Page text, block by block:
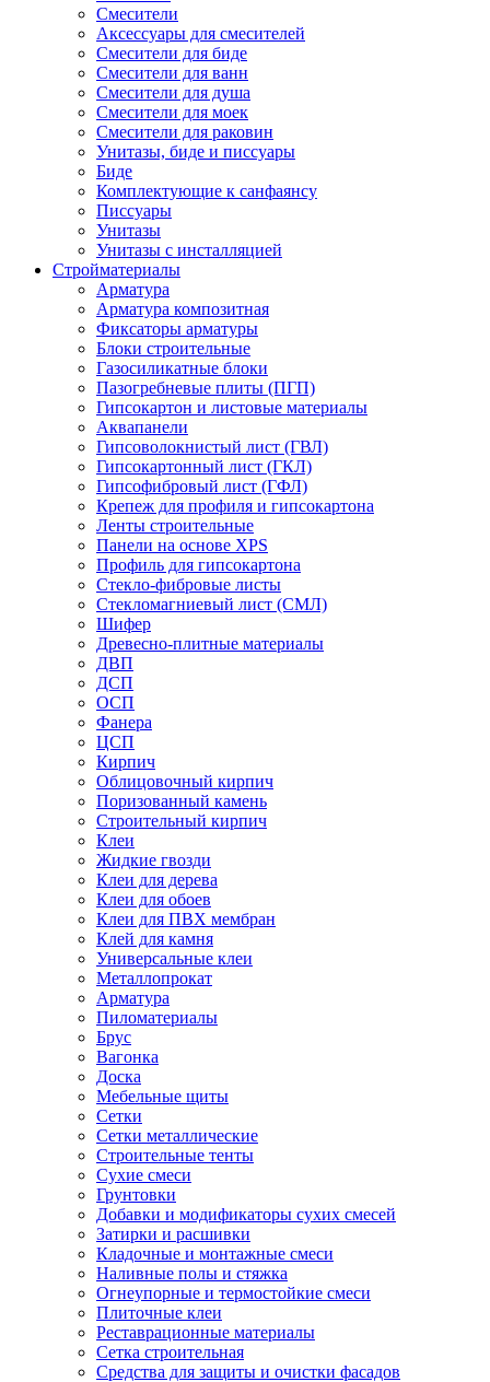
Смесители
Аксессуары для смесителей
Смесители для биде
Смесители для ванн
Смесители для душа
Смесители для моек
Смесители для раковин
Унитазы, биде и писсуары
Биде
Комплектующие к санфаянсу
Писсуары
Унитазы
Унитазы с инсталляцией
Стройматериалы
Арматура
Арматура композитная
Фиксаторы арматуры
Блоки строительные
Газосиликатные блоки
Пазогребневые плиты (ПГП)
Гипсокартон и листовые материалы
Аквапанели
Гипсоволокнистый лист (ГВЛ)
Гипсокартонный лист (ГКЛ)
Гипсофибровый лист (ГФЛ)
Крепеж для профиля и гипсокартона
Ленты строительные
Панели на основе XPS
Профиль для гипсокартона
Стекло-фибровые листы
Стекломагниевый лист (СМЛ)
Шифер
Древесно-плитные материалы
ДВП
ДСП
ОСП
Фанера
ЦСП
Кирпич
Облицовочный кирпич
Поризованный камень
Строительный кирпич
Клеи
Жидкие гвозди
Клеи для дерева
Клеи для обоев
Клеи для ПВХ мембран
Клей для камня
Универсальные клеи
Металлопрокат
Арматура
Пиломатериалы
Брус
Вагонка
Доска
Мебельные щиты
Сетки
Сетки металлические
Строительные тенты
Сухие смеси
Грунтовки
Добавки и модификаторы сухих смесей
Затирки и расшивки
Кладочные и монтажные смеси
Наливные полы и стяжка
Огнеупорные и термостойкие смеси
Плиточные клеи
Реставрационные материалы
Сетка строительная
Средства для защиты и очистки фасадов